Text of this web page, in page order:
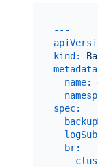
---
kind:
name:
spec:
br: